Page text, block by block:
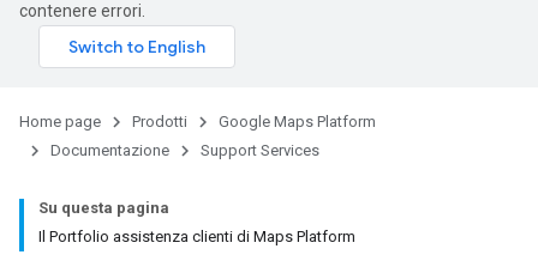
contenere errori.
Home page Prodotti
Google Maps Platform
Documentazione
Support Services
Su questa pagina
Il Portfolio assistenza clienti di Maps Platform